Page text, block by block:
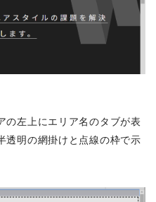
の左上にエリア名のタブが表
透明の網掛けと点線の枠で示